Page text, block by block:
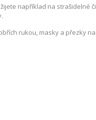
například na strašidelné či
rukou, masky a přezky na